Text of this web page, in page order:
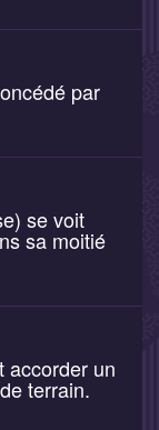
par
se voit
sa moitié
accorder un
terrain.